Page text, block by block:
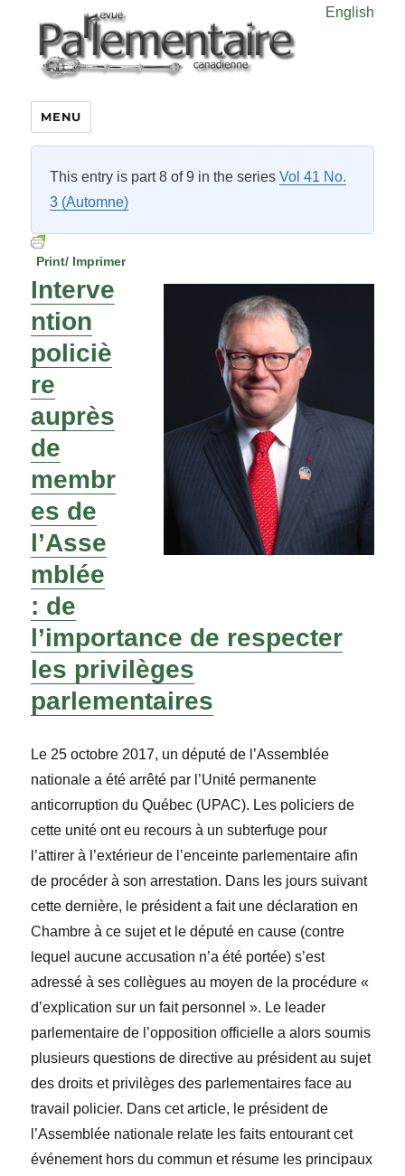
English
MENU
This entry is part 8 of 9 in the seriesVol 41 No.
3 (Automne)
Print/ Imprimer
Interve
ntion
policiè
re
auprès
de
membr
es de
l’Asse
mblée
: de
l’importance de respecter
les privilèges
parlementaires
Le 25 octobre 2017, un député de l’Assemblée
nationale a été arrêté par l’Unité permanente
anticorruption du Québec (UPAC). Les policiers de
cette unité ont eu recours à un subterfuge pour
l’attirer à l’extérieur de l’enceinte parlementaire afin
de procéder à son arrestation. Dans les jours suivant
cette dernière, le président a fait une déclaration en
Chambre à ce sujet et le député en cause (contre
lequel aucune accusation n’a été portée) s’est
adressé à ses collègues au moyen de la procédure «
d’explication sur un fait personnel ». Le leader
parlementaire de l’opposition officielle a alors soumis
plusieurs questions de directive au président au sujet
des droits et privilèges des parlementaires face au
travail policier. Dans cet article, le président de
l’Assemblée nationale relate les faits entourant cet
événement hors du commun et résume les principaux